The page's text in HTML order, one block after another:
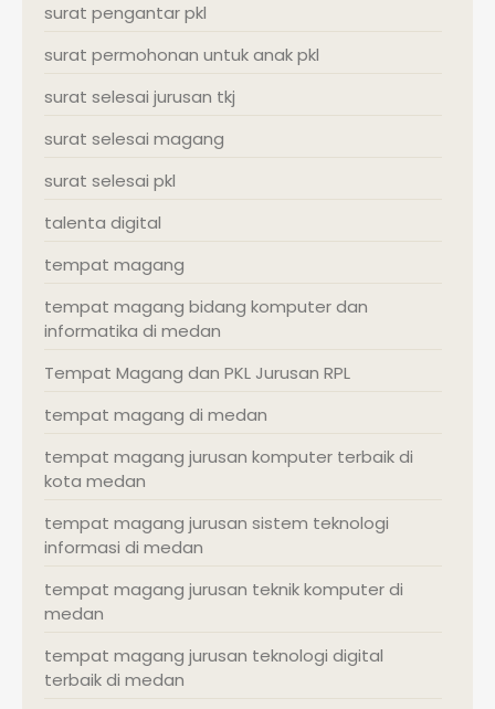
surat pengantar pkl
surat permohonan untuk anak pkl
surat selesai jurusan tkj
surat selesai magang
surat selesai pkl
talenta digital
tempat magang
tempat magang bidang komputer dan
informatika di medan
Tempat Magang dan PKL Jurusan RPL
tempat magang di medan
tempat magang jurusan komputer terbaik di
kota medan
tempat magang jurusan sistem teknologi
informasi di medan
tempat magang jurusan teknik komputer di
medan
tempat magang jurusan teknologi digital
terbaik di medan